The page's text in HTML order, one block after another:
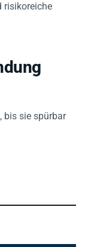
risikoreiche
bis sie spürbar